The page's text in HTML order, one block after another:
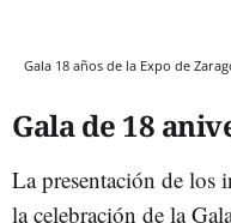
Gala 18 años de la Expo de
Gala de 18
La presentación de los
la celebración de la